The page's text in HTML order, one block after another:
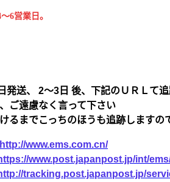
6営業日。
発送、 2～3日 後、下記のＵＲＬて
、ご遠慮なく言って下さい
るまでこっちのほうも追跡しますの
http://www.ems.com.cn/
www.post.japanpost.jp/int/
tracking.post.japanpost.jp/